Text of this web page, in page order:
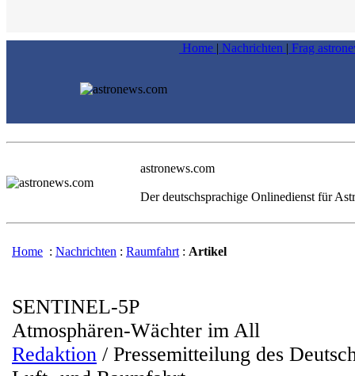
Home | Nachrichten | Frag
astronews.com
Der deutschsprachige Onlinedienst für
Home : Nachrichten : Raumfahrt : Artikel
SENTINEL-5P
Atmosphären-Wächter im All
Redaktion / Pressemitteilung des